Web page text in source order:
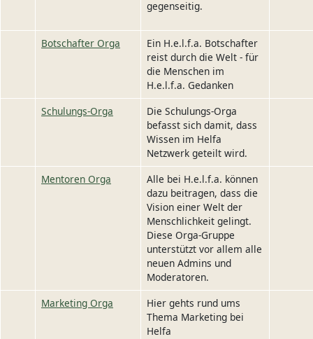
gegenseitig.
Botschafter Orga
Ein H.e.l.f.a. Botschafter
reist durch die Welt - für
die Menschen im
H.e.l.f.a. Gedanken
Schulungs-Orga
Die Schulungs-Orga
befasst sich damit, dass
Wissen im Helfa
Netzwerk geteilt wird.
Mentoren Orga
Alle bei H.e.l.f.a. können
dazu beitragen, dass die
Vision einer Welt der
Menschlichkeit gelingt.
Diese Orga-Gruppe
unterstützt vor allem alle
neuen Admins und
Moderatoren.
Marketing Orga
Hier gehts rund ums
Thema Marketing bei
Helfa